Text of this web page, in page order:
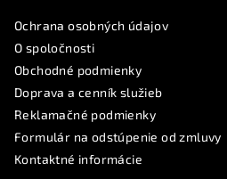
Ochrana osobných údajov
O spoločnosti
Obchodné podmienky
Doprava a cenník služieb
Reklamačné podmienky
Formulár na odstúpenie od zmluvy
Kontaktné informácie